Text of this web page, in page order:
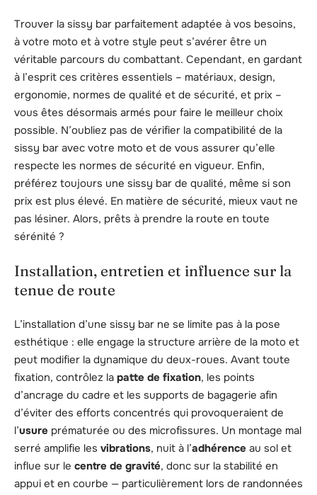
Trouver la sissy bar parfaitement adaptée à vos besoins,
à votre moto et à votre style peut s’avérer être un
véritable parcours du combattant. Cependant, en gardant
à l’esprit ces critères essentiels – matériaux, design,
ergonomie, normes de qualité et de sécurité, et prix –
vous êtes désormais armés pour faire le meilleur choix
possible. N’oubliez pas de vérifier la compatibilité de la
sissy bar avec votre moto et de vous assurer qu’elle
respecte les normes de sécurité en vigueur. Enfin,
préférez toujours une sissy bar de qualité, même si son
prix est plus élevé. En matière de sécurité, mieux vaut ne
pas lésiner. Alors, prêts à prendre la route en toute
sérénité ?
Installation, entretien et influence sur la
tenue de route
L’installation d’une sissy bar ne se limite pas à la pose
esthétique : elle engage la structure arrière de la moto et
peut modifier la dynamique du deux-roues. Avant toute
fixation, contrôlez la patte de fixation, les points
d’ancrage du cadre et les supports de bagagerie afin
d’éviter des efforts concentrés qui provoqueraient de
l’usure prématurée ou des microfissures. Un montage mal
serré amplifie les vibrations, nuit à l’adhérence au sol et
influe sur le centre de gravité, donc sur la stabilité en
appui et en courbe — particulièrement lors de randonnées